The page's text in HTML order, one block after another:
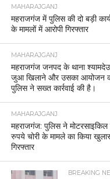
MAHARAJGANJ
महराजगंज में पुलिस की दो बड़ी
के मामलों में आरोपी गिरफ्तार
MAHARAJGANJ
महराजगंज जनपद के थाना
जुआ खिलाने और उसका आयोजन
पुलिस ने सख्त कार्रवाई की है।
MAHARAJGANJ
महराजगंज: पुलिस ने
रुपये चोरी के मामले का किया
गिरफ्तार
BREAKING